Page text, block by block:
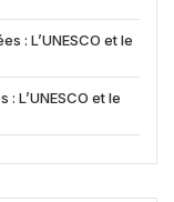
: L’UNESCO et le
L’UNESCO et le